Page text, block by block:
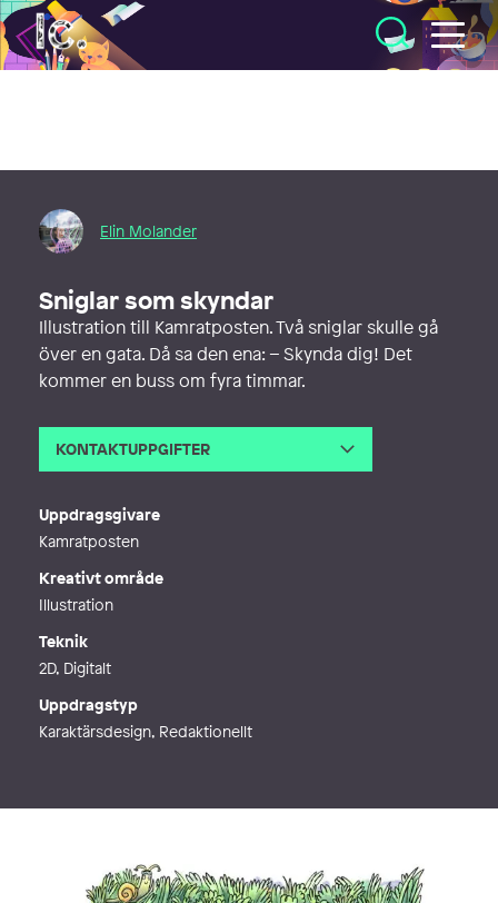
Illustratörcentrum
Elin Molander
Sniglar som skyndar
Illustration till Kamratposten. Två sniglar skulle gå
över en gata. Då sa den ena: – Skynda dig! Det
kommer en buss om fyra timmar.
KONTAKTUPPGIFTER
Webb http://www.elinmolander.com
Uppdragsgivare
Kamratposten
Kreativt område
Illustration
Teknik
2D, Digitalt
Uppdragstyp
Karaktärsdesign, Redaktionellt